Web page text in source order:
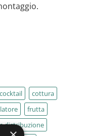
cocktail
cottura
frutta
distribuzione